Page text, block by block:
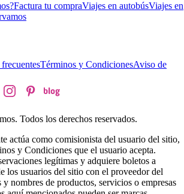
Factura tu compraViajes en autobúsViajes en
Términos y CondicionesAviso de
Todos los derechos reservados.
actúa como comisionista del usuario del sitio,
y Condiciones que el usuario acepta.
legítimas y adquiere boletos a
los usuarios del sitio con el proveedor del
nombres de productos, servicios o empresas